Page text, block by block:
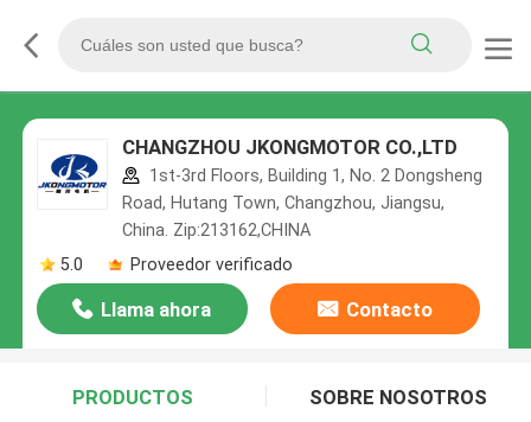
CHANGZHOU JKONGMOTOR CO.,LTD
1st-3rd Floors, Building 1, No. 2 Dongsheng
Road, Hutang Town, Changzhou, Jiangsu,
China. Zip:213162,CHINA
5.0
Proveedor verificado
Llama ahora Contacto
PRODUCTOS SOBRE NOSOTROS